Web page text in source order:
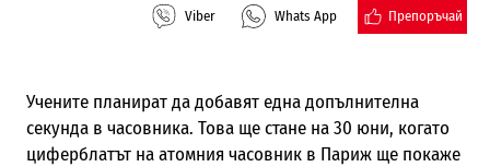
Viber Whats App Препоръчай
Учените планират да добавят една допълнителна
секунда в часовника. Това ще стане на 30 юни, когато
циферблатът на атомния часовник в Париж ще покаже